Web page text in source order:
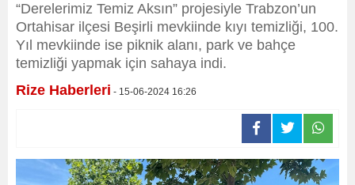
“Derelerimiz Temiz Aksın” projesiyle Trabzon’un
Ortahisar ilçesi Beşirli mevkiinde kıyı temizliği, 100.
Yıl mevkiinde ise piknik alanı, park ve bahçe
temizliği yapmak için sahaya indi.
Rize Haberleri - 15-06-2024 16:26